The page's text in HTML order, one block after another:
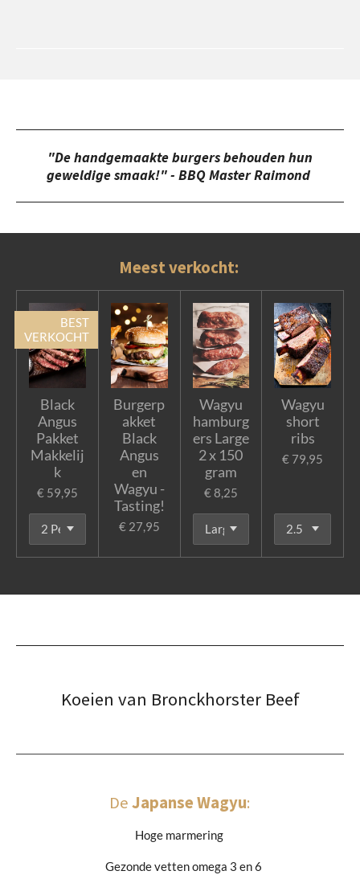
"De handgemaakte burgers behouden hun
geweldige smaak!" - BBQ Master Raimond
Meest verkocht:
BEST
VERKOCHT
Black
Angus
Pakket
Makkelij
k
€ 59,95
Burgerp
akket
Black
Angus
en
Wagyu -
Tasting!
€ 27,95
Wagyu
hamburg
ers Large
2 x 150
gram
€ 8,25
Wagyu
short
ribs
€ 79,95
Koeien van Bronckhorster Beef
DeJapanse Wagyu:
Hoge marmering
Gezonde vetten omega 3 en 6